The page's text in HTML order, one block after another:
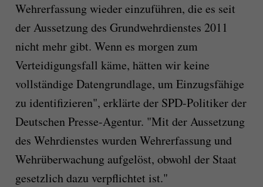
Wehrerfassung wieder einzuführen, die es seit
der Aussetzung des Grundwehrdienstes 2011
nicht mehr gibt. Wenn es morgen zum
Verteidigungsfall käme, hätten wir keine
vollständige Datengrundlage, um Einzugsfähige
zu identifizieren", erklärte der SPD-Politiker der
Deutschen Presse-Agentur. "Mit der Aussetzung
des Wehrdienstes wurden Wehrerfassung und
Wehrüberwachung aufgelöst, obwohl der Staat
gesetzlich dazu verpflichtet ist."